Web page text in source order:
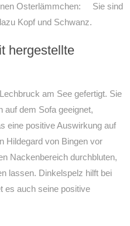
Osterlämmchen:
Sie sind
Kopf und Schwanz.
hergestellte
am See gefertigt. Sie
auf dem Sofa geeignet,
eine positive Auswirkung auf
Hildegard von Bingen vor
Nackenbereich durchbluten,
lassen. Dinkelspelz hilft bei
es auch seine positive